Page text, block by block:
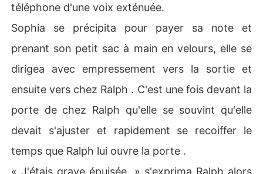
téléphone d'une voix exténuée.
Sophia se précipita pour payer sa note et
prenant son petit sac à main en velours, elle se
dirigea avec empressement vers la sortie et
ensuite vers chez Ralph . C'est une fois devant la
porte de chez Ralph qu'elle se souvint qu'elle
devait s'ajuster et rapidement se recoiffer le
temps que Ralph lui ouvre la porte .
« J'étais grave épuisée. » s'exprima Ralph alors